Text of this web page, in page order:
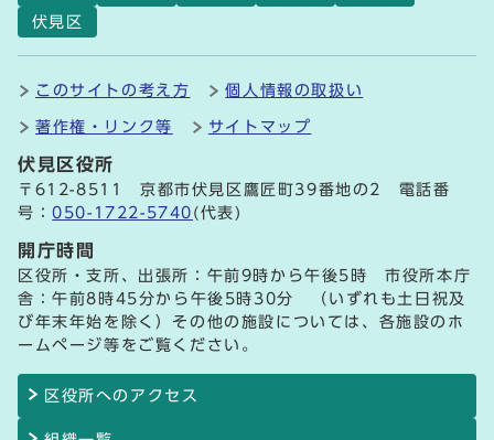
伏見区
このサイトの考え方 個人情報の取扱い
著作権・リンク等 サイトマップ
伏見区役所
〒612-8511 京都市伏見区鷹匠町39番地の2 電話番
号：050-1722-5740 (代表)
開庁時間
区役所・支所、出張所：午前9時から午後5時 市役所本庁
舎：午前8時45分から午後5時30分 （いずれも土日祝及
び年末年始を除く）その他の施設については、各施設のホ
ームページ等をご覧ください。
区役所へのアクセス